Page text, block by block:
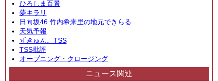
ひろしま百景
夢キラリ
日向坂46 竹内希来里の地元できらる
天気予報
ずきゅん。TSS
TSS批評
オープニング・クロージング
ニュース関連